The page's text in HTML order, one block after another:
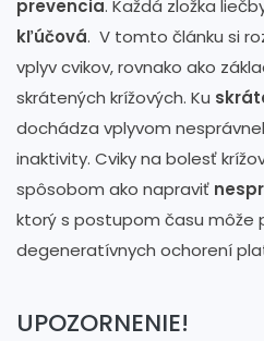
prevencia. Každá zložka
kľúčová. V tomto článku si
vplyv cvikov, rovnako ako
skrátených krížových. Ku
dochádza vplyvom
inaktivity. Cviky na bolesť
spôsobom ako napraviť
ktorý s postupom času môže
degeneratívnych ochorení
UPOZORNENIE!